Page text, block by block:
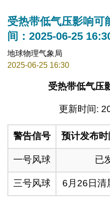
受热带低气压影响可
间：2025-06-25 16:30
地球物理气象局
2025-06-25 16:30
受热带低气压
更新时间:
警告信号 预计发布时
一号风球 已
三号风球 6月26日清